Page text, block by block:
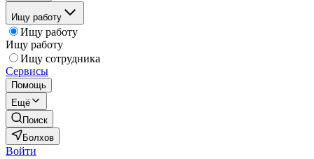
Ищу работу
Ищу работу
Ищу работу
Ищу сотрудника
Сервисы
Помощь
Ещё
Поиск
Болхов
Войти